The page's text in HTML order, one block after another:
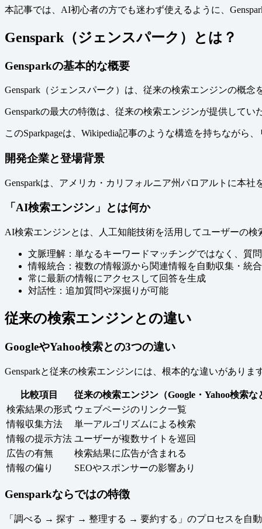
本記事では、AI初心者の方でも迷わず使えるように、
Genspark（ジェンスパーク）とは？
Gensparkの基本的な概要
Genspark（ジェンスパーク）は、従来の検索エンジンの概
Gensparkの最大の特徴は、従来の検索エンジンが提供して
このSparkpageは、Wikipedia記事のような構造を持ちなが
開発企業と登場背景
Gensparkは、アメリカ・カリフォルニア州パロアルトに本
「AI検索エンジン」とは何か
AI検索エンジンとは、人工知能技術を活用してユーザーの
文脈理解：単なるキーワードマッチングではなく、質
情報統合：複数の情報源から関連情報を自動収集・統合
常に最新の情報にアクセスして回答を生成
対話性：追加質問や深掘りが可能
従来の検索エンジンとの違い
GoogleやYahoo検索との3つの違い
Gensparkと従来の検索エンジンには、根本的な違いがあり
比較項目
従来の検索エンジン（Google・Yahoo検索な
検索結果の形式 ウェブページのリンク一覧
情報収集方法
単一アルゴリズムによる検索
情報の提示方法 ユーザーが複数サイトを巡回
広告の有無
検索結果に広告が含まれる
情報の偏り
SEOやスポンサーの影響あり
Gensparkならではの特徴
「調べる → 探す → 整理する → 要約する」のプロセスを自